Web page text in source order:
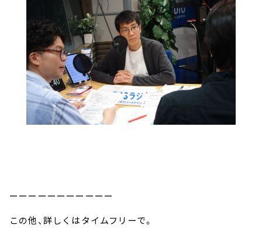
ーーーーーーーーーーー
この他、詳しくはタイムフリーで。